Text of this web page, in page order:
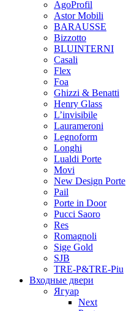
AgoProfil
Astor Mobili
BARAUSSE
Bizzotto
BLUINTERNI
Casali
Flex
Foa
Ghizzi & Benatti
Henry Glass
L’invisibile
Laurameroni
Legnoform
Longhi
Lualdi Porte
Movi
New Design Porte
Pail
Porte in Door
Pucci Saoro
Res
Romagnoli
Sige Gold
SJB
TRE-P&TRE-Piu
Входные двери
Ягуар
Next